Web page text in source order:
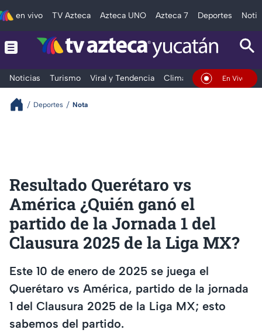
en vivo TV Azteca Azteca UNO Azteca 7 Deportes
Noticias Turismo Viral y Tendencia Clima DeportesEn Vivo
Deportes Nota
Resultado Querétaro vs
América ¿Quién ganó el
partido de la Jornada 1 del
Clausura 2025 de la Liga MX?
Este 10 de enero de 2025 se juega el
Querétaro vs América, partido de la jornada
1 del Clausura 2025 de la Liga MX; esto
sabemos del partido.